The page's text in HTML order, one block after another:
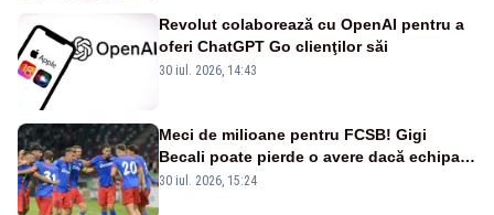
Revolut colaborează cu OpenAI pentru a
oferi ChatGPT Go clienţilor săi
30 iul. 2026, 14:43
Meci de milioane pentru FCSB! Gigi
Becali poate pierde o avere dacă echipa
este eliminată de FK Auda
30 iul. 2026, 15:24